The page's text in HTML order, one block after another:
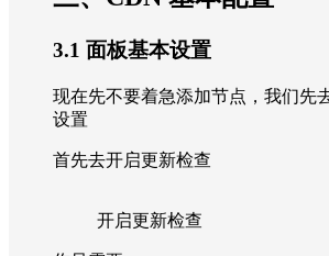
3.1 面板基本设置
现在先不要着急添加节点，我们先
设置
首先去开启更新检查
开启更新检查